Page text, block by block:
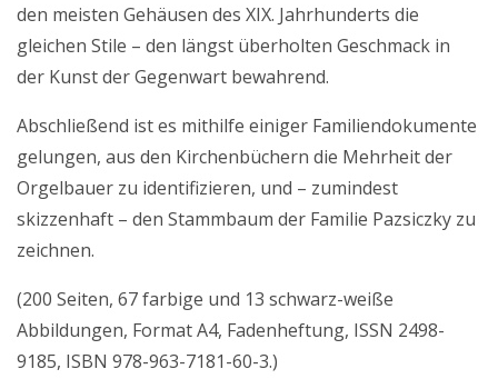
den meisten Gehäusen des XIX. Jahrhunderts die
gleichen Stile – den längst überholten Geschmack in
der Kunst der Gegenwart bewahrend.
Abschließend ist es mithilfe einiger Familiendokumente
gelungen, aus den Kirchenbüchern die Mehrheit der
Orgelbauer zu identifizieren, und – zumindest
skizzenhaft – den Stammbaum der Familie Pazsiczky zu
zeichnen.
(200 Seiten, 67 farbige und 13 schwarz-weiße
Abbildungen, Format A4, Fadenheftung, ISSN 2498-
9185, ISBN 978-963-7181-60-3.)